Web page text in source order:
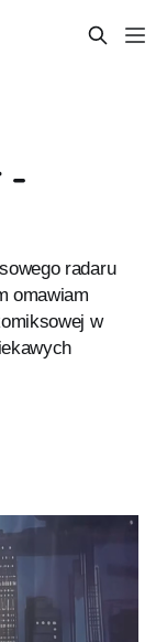
-
radaru
omawiam
w